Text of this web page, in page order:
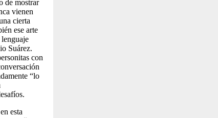
de mostrar
vienen
cierta
ese arte
Suárez.
con
“lo
esta